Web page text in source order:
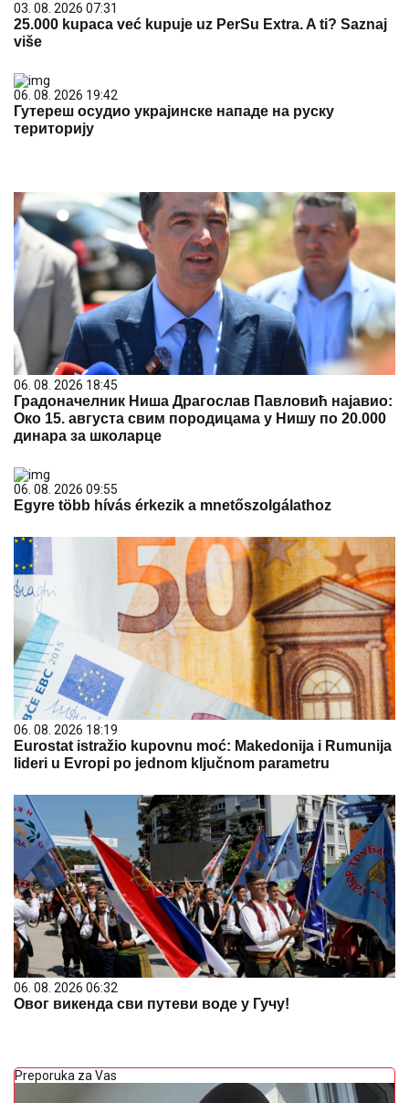
03. 08. 2026 07:31
25.000 kupaca već kupuje uz PerSu Extra. A ti? Saznaj
više
06. 08. 2026 19:42
Гутереш осудио украјинске нападе на руску
територију
06. 08. 2026 18:45
Градоначелник Ниша Драгослав Павловић најавио:
Око 15. августа свим породицама у Нишу по 20.000
динара за школарце
06. 08. 2026 09:55
Egyre több hívás érkezik a mnetőszolgálathoz
06. 08. 2026 18:19
Eurostat istražio kupovnu moć: Makedonija i Rumunija
lideri u Evropi po jednom ključnom parametru
06. 08. 2026 06:32
Овог викенда сви путеви воде у Гучу!
Preporuka za Vas